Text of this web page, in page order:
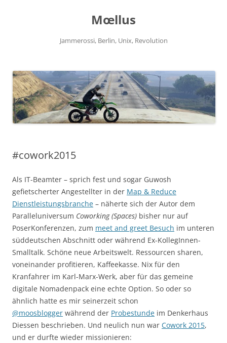
Mœllus
Jammerossi, Berlin, Unix, Revolution
#cowork2015
Als IT-Beamter – sprich fest und sogar Guwosh
gefietscherter Angestellter in der Map & Reduce
Dienstleistungsbranche – näherte sich der Autor dem
Paralleluniversum Coworking (Spaces) bisher nur auf
PoserKonferenzen, zum meet and greet Besuch im unteren
süddeutschen Abschnitt oder während Ex-KollegInnen-
Smalltalk. Schöne neue Arbeitswelt. Ressourcen sharen,
voneinander profitieren, Kaffeekasse. Nix für den
Kranfahrer im Karl-Marx-Werk, aber für das gemeine
digitale Nomadenpack eine echte Option. So oder so
ähnlich hatte es mir seinerzeit schon
@moosblogger während der Probestunde im Denkerhaus
Diessen beschrieben. Und neulich nun war Cowork 2015,
und er durfte wieder missionieren: